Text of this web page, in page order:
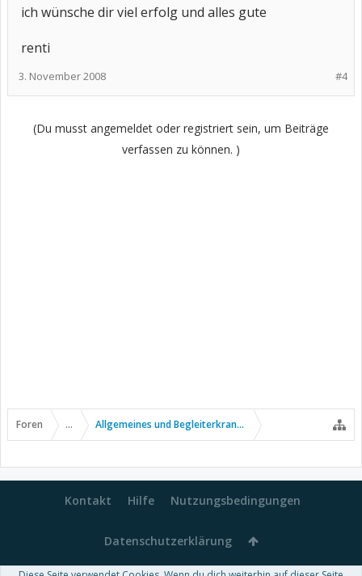
ich wünsche dir viel erfolg und alles gute
renti
#4
3. November 2008
(Du musst angemeldet oder registriert sein, um Beiträge
verfassen zu können. )
Foren ... Allgemeines und Begleiterkrankungen
Kontakt Hilfe Nutzungsbedingungen
Datenschutzerklärung